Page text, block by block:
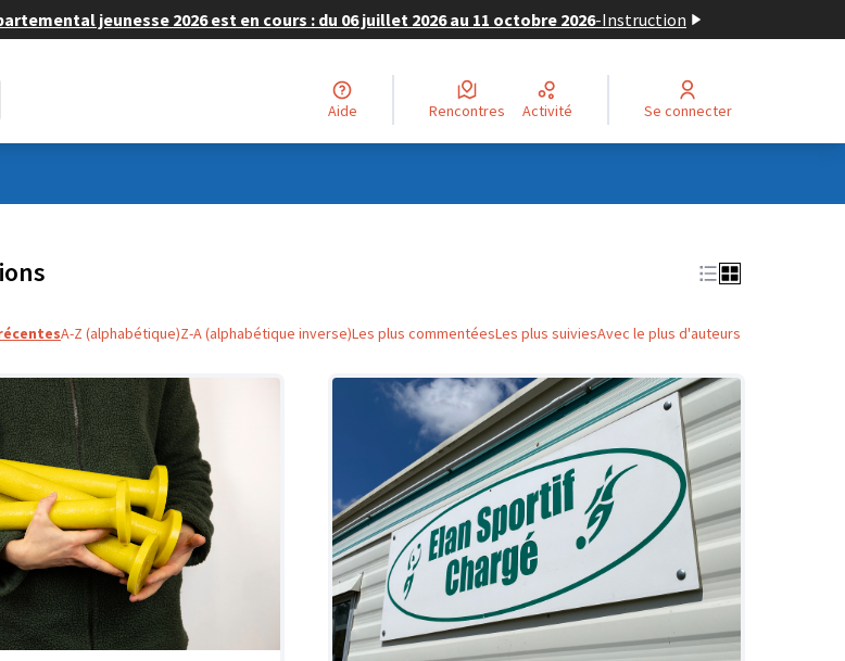
jeunesse 2026 est en cours : du 06 juillet 2026 au 11 octobre 2026-Instruction
Aide Rencontres Activité Se connecter
A-Z (alphabétique)Z-A (alphabétique inverse)Les plus commentéesLes plus suiviesAvec le plus d'auteurs